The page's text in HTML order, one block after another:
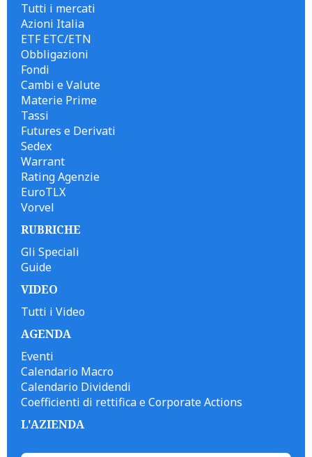
Tutti i mercati
Azioni Italia
ETF ETC/ETN
Obbligazioni
Fondi
Cambi e Valute
Materie Prime
Tassi
Futures e Derivati
Sedex
Warrant
Rating Agenzie
EuroTLX
Vorvel
RUBRICHE
Gli Speciali
Guide
VIDEO
Tutti i Video
AGENDA
Eventi
Calendario Macro
Calendario Dividendi
Coefficienti di rettifica e Corporate Actions
L'AZIENDA